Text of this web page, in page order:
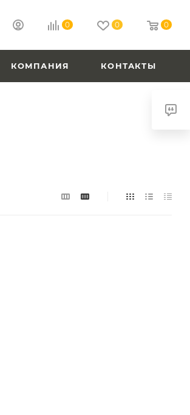
0 0 0
КОМПАНИЯ КОНТАКТЫ